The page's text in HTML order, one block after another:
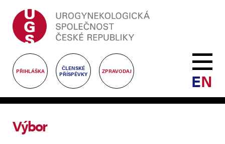
PŘIHLÁŠKA
ČLENSKÉ
PŘÍSPĚVKY
ZPRAVODAJ EN
Výbor